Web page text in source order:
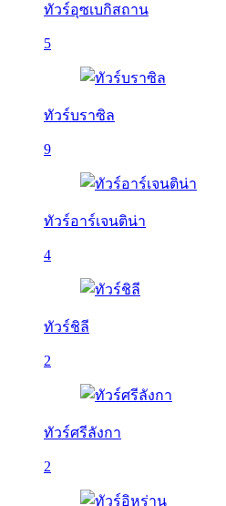
ทัวร์อุซเบกิสถาน
5
ทัวร์บราซิล
9
ทัวร์อาร์เจนติน่า
4
ทัวร์ชิลี
2
ทัวร์ศรีลังกา
2